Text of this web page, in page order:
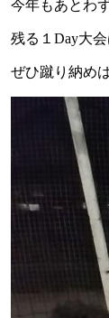
今年もあとわず
残る１Day大
ぜひ蹴り納め